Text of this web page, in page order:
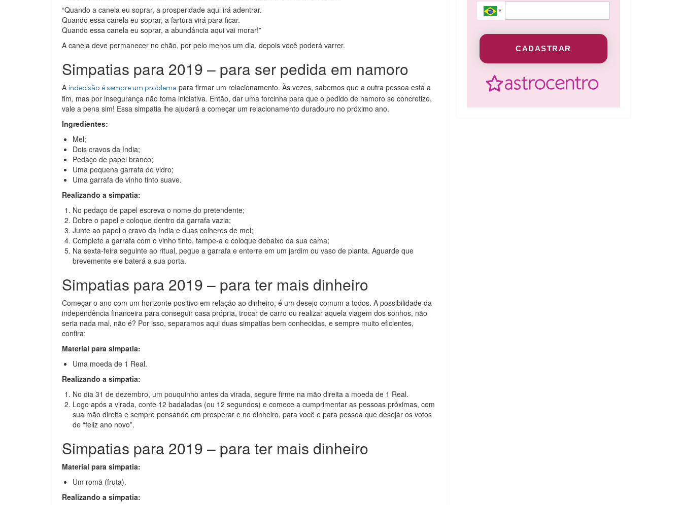
“Quando a canela eu soprar, a prosperidade aqui irá adentrar.
Quando essa canela eu soprar, a fartura virá para ficar.
Quando essa canela eu soprar, a abundância aqui vai morar!”
A canela deve permanecer no chão, por pelo menos um dia, depois você poderá varrer.
Simpatias para 2019 – para ser pedida em namoro
A indecisão é sempre um problema para firmar um relacionamento. Às vezes, sabemos que a outra pessoa está a
fim, mas por insegurança não toma iniciativa. Então, dar uma forcinha para que o pedido de namoro se concretize,
vale a pena sim! Essa simpatia lhe ajudará a começar um relacionamento duradouro no próximo ano.
Ingredientes:
Mel;
Dois cravos da índia;
Pedaço de papel branco;
Uma pequena garrafa de vidro;
Uma garrafa de vinho tinto suave.
Realizando a simpatia:
No pedaço de papel escreva o nome do pretendente;
Dobre o papel e coloque dentro da garrafa vazia;
Junte ao papel o cravo da índia e duas colheres de mel;
Complete a garrafa com o vinho tinto, tampe-a e coloque debaixo da sua cama;
Na sexta-feira seguinte ao ritual, pegue a garrafa e enterre em um jardim ou vaso de planta. Aguarde que
brevemente ele baterá a sua porta.
Simpatias para 2019 – para ter mais dinheiro
Começar o ano com um horizonte positivo em relação ao dinheiro, é um desejo comum a todos. A possibilidade da
independência financeira para conseguir casa própria, trocar de carro ou realizar aquela viagem dos sonhos, não
seria nada mal, não é? Por isso, separamos aqui duas simpatias bem conhecidas, e sempre muito eficientes,
confira:
Material para simpatia:
Uma moeda de 1 Real.
Realizando a simpatia:
No dia 31 de dezembro, um pouquinho antes da virada, segure firme na mão direita a moeda de 1 Real.
Logo após a virada, conte 12 badaladas (ou 12 segundos) e comece a cumprimentar as pessoas próximas, com
sua mão direita e sempre pensando em prosperar e no dinheiro, para você e para pessoa que desejar os votos
de “feliz ano novo”.
Simpatias para 2019 – para ter mais dinheiro
Material para simpatia:
Um romã (fruta).
Realizando a simpatia:
CADASTRAR